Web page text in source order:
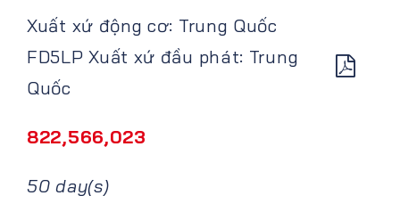
Xuất xứ động cơ: Trung Quốc
FD5LP Xuất xứ đầu phát: Trung
Quốc
822,566,023
50 day(s)